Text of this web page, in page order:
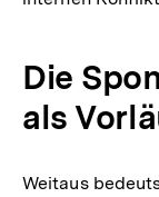
Die
als
Weitaus